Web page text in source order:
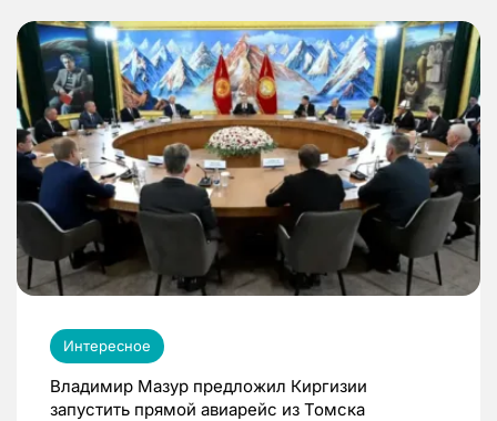
Интересное
Владимир Мазур предложил Киргизии
запустить прямой авиарейс из Томска